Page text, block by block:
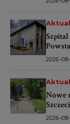
2026-
Nowe
2026-